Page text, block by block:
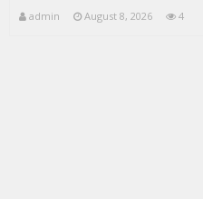
admin August 8, 2026 4